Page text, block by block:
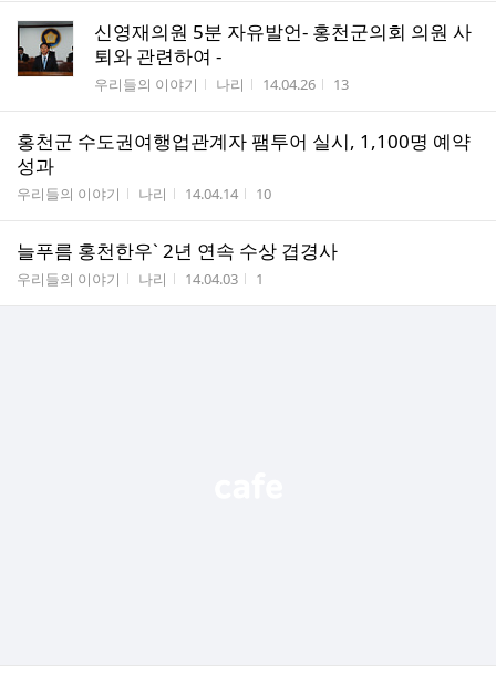
신영재의원 5분 자유발언- 홍천군의회 의원 사
퇴와 관련하여 -
게시판명
우리들의 이야기 작성자
나리 작성시간
14.04.26 조회수
13
홍천군 수도권여행업관계자 팸투어 실시, 1,100명 예약
성과
게시판명
우리들의 이야기 작성자
나리 작성시간
14.04.14 조회수
10
늘푸름 홍천한우` 2년 연속 수상 겹경사
게시판명
우리들의 이야기 작성자
나리 작성시간
14.04.03 조회수
1